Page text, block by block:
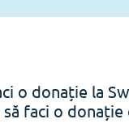
o donație la
să faci o